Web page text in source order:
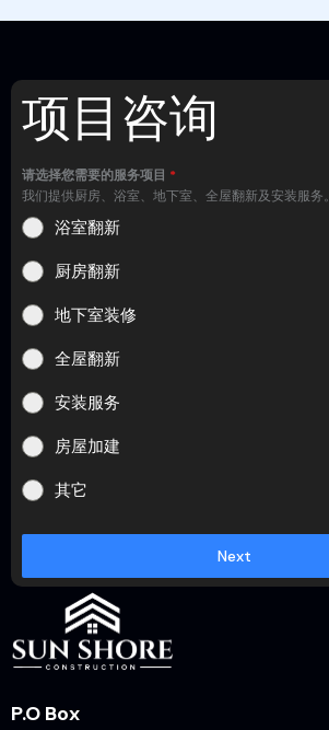
项目咨询
请选择您需要的服务项目 *
我们提供厨房、浴室、地下室、全屋翻新及安装服务。
浴室翻新
厨房翻新
地下室装修
全屋翻新
安装服务
房屋加建
其它
Next
P.O Box